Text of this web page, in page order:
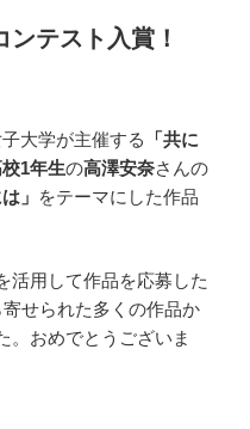
テスト入賞！
大学が主催する
「共に
1年生の高澤安奈さんの
」 をテーマにした作品
活用して作品を応募した
せられた多くの作品か
。おめでとうございま